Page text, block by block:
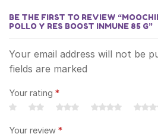
BE THE FIRST TO REVIEW
POLLO Y RES BOOST INMUNE 85 G”
Your email address will not be
fields are marked
Your rating *
Your review *